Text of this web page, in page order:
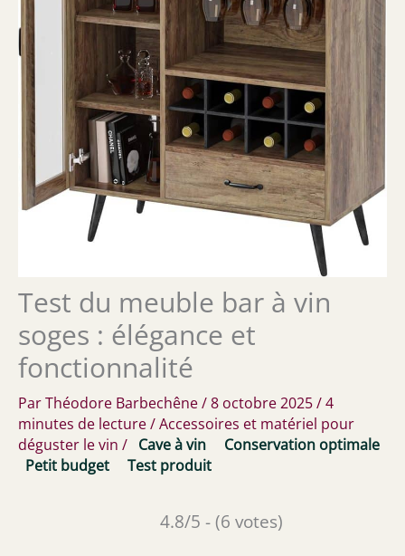
Test du meuble bar à vin
soges : élégance et
fonctionnalité
ParThéodore Barbechêne/8 octobre 2025/4
minutes de lecture/Accessoires et matériel pour
déguster le vin / Cave à vin
Conservation optimale
Petit budget
Test produit
4.8/5 - (6 votes)